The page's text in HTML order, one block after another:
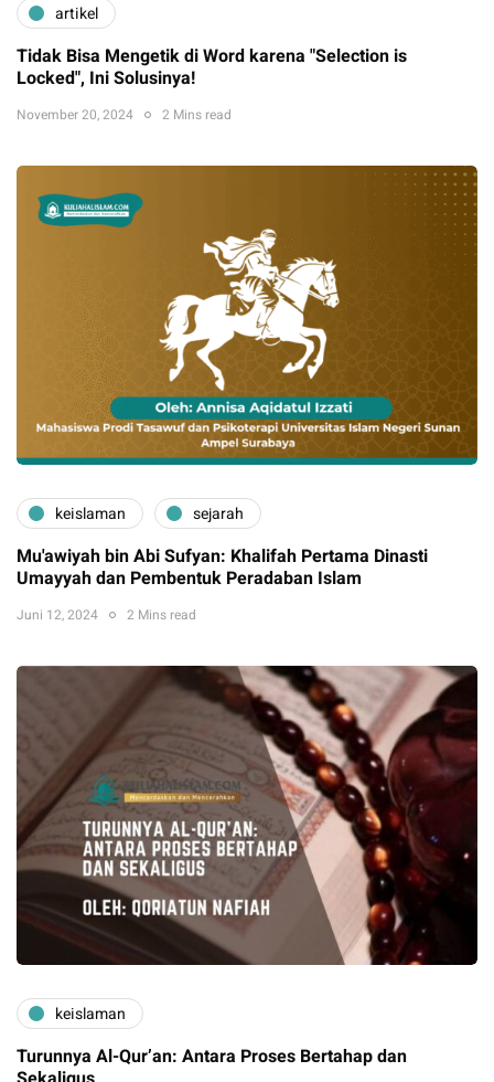
artikel
Tidak Bisa Mengetik di Word karena "Selection is
Locked", Ini Solusinya!
November 20, 2024 2 Mins read
keislaman sejarah
Mu'awiyah bin Abi Sufyan: Khalifah Pertama Dinasti
Umayyah dan Pembentuk Peradaban Islam
Juni 12, 2024 2 Mins read
keislaman
Turunnya Al-Qur’an: Antara Proses Bertahap dan